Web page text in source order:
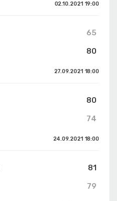
02.10.2021 19:00
65
80
27.09.2021 18:00
80
74
24.09.2021 18:00
81
79